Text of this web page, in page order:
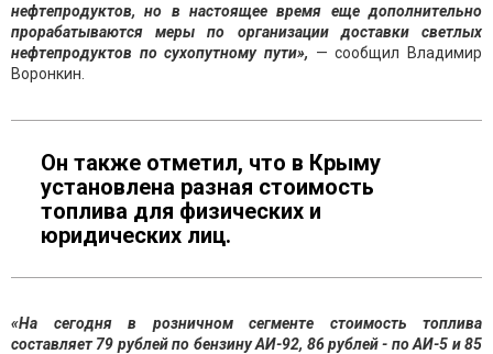
нефтепродуктов, но в настоящее время еще дополнительно
прорабатываются меры по организации доставки светлых
нефтепродуктов по сухопутному пути», — сообщил Владимир
Воронкин.
Он также отметил, что в Крыму
установлена разная стоимость
топлива для физических и
юридических лиц.
«На сегодня в розничном сегменте стоимость топлива
составляет 79 рублей по бензину АИ-92, 86 рублей - по АИ-5 и 85